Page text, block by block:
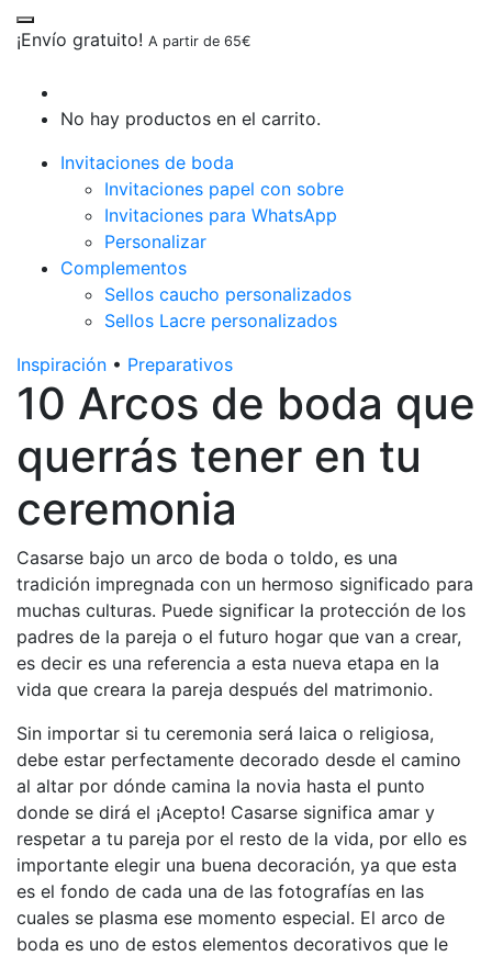
¡Envío gratuito! A partir de 65€
No hay productos en el carrito.
Invitaciones de boda
Invitaciones papel con sobre
Invitaciones para WhatsApp
Personalizar
Complementos
Sellos caucho personalizados
Sellos Lacre personalizados
Inspiración • Preparativos
10 Arcos de boda que
querrás tener en tu
ceremonia
Casarse bajo un arco de boda o toldo, es una
tradición impregnada con un hermoso significado para
muchas culturas. Puede significar la protección de los
padres de la pareja o el futuro hogar que van a crear,
es decir es una referencia a esta nueva etapa en la
vida que creara la pareja después del matrimonio.
Sin importar si tu ceremonia será laica o religiosa,
debe estar perfectamente decorado desde el camino
al altar por dónde camina la novia hasta el punto
donde se dirá el ¡Acepto! Casarse significa amar y
respetar a tu pareja por el resto de la vida, por ello es
importante elegir una buena decoración, ya que esta
es el fondo de cada una de las fotografías en las
cuales se plasma ese momento especial. El arco de
boda es uno de estos elementos decorativos que le